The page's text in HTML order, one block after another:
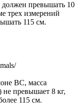
должен превышать 10
трех измерений
115 см.
ВС, масса
не превышает 8 кг,
115 см.